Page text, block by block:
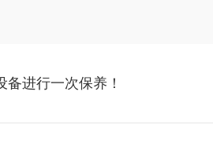
进行一次保养！